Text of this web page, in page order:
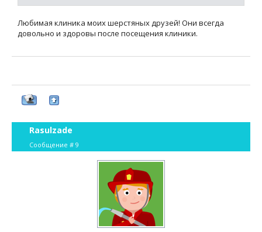
Любимая клиника моих шерстяных друзей! Они всегда
довольно и здоровы после посещения клиники.
Rasulzade
Сообщение # 9